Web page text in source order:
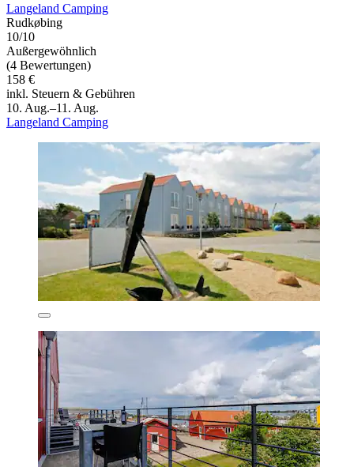
Langeland Camping
Rudkøbing
10/10
Außergewöhnlich
(4 Bewertungen)
158 €
inkl. Steuern & Gebühren
10. Aug.–11. Aug.
Langeland Camping